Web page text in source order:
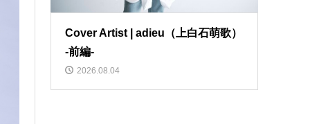
Cover Artist | adieu（上白石萌歌）
-前編-
2026.08.04